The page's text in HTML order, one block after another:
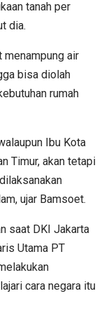
tanah per
dia.
menampung air
bisa diolah
rumah
Ibu Kota
Timur, akan tetapi
ujar Bamsoet.
saat DKI Jakarta
Utama PT
cara negara itu